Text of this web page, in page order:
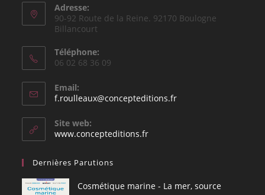
Adresse:
90-92 Route de la Reine. 92170 Boulogne
Billancourt
Téléphone:
06 02 68 36 09
Email:
f.roulleaux@concepteditions.frS’ouvre
Site web:
www.concepteditions.fr
Dernières Parutions
Cosmétique marine - La mer, source